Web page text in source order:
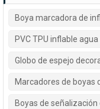
Boya marcadora de
PVC TPU inflable
Globo de espejo
Marcadores de boyas
Boyas de